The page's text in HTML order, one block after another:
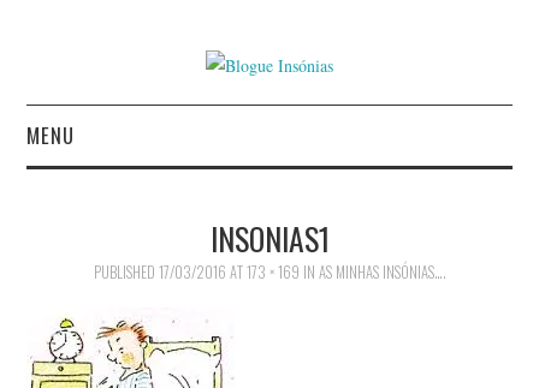
MENU
CONTACTO
POLÍTICA DE
INSONIAS1
PUBLISHED 17/03/2016 AT173 × 169 IN AS MINHAS INSÓNIAS….